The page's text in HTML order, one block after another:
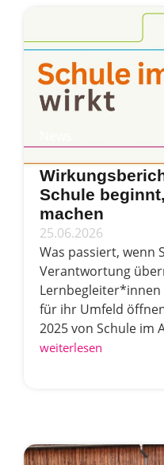
Schule
machen
25.06.2026
Was passiert, wenn
Verantwortung
Lernbegleiter*innen
für ihr Umfeld
2025 von Schule im
weiterlesen